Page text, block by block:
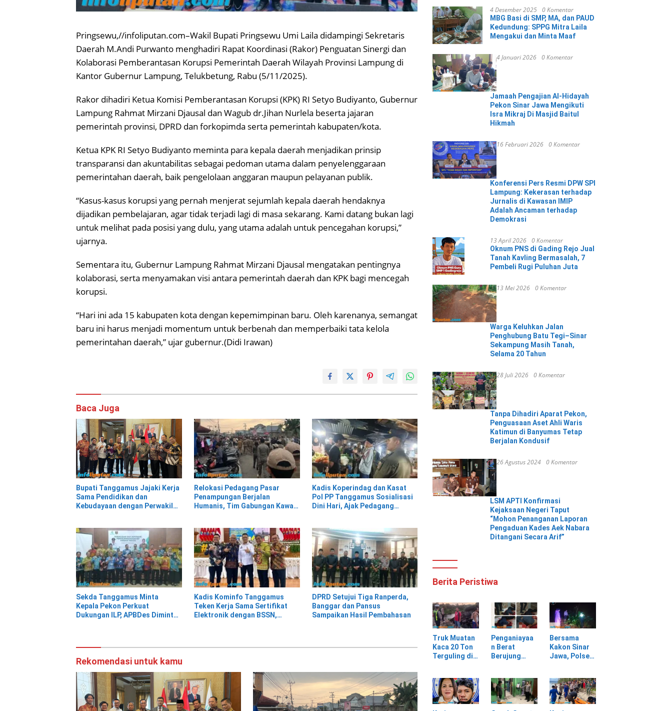
Pringsewu,//infoliputan.com–Wakil Bupati Pringsewu Umi Laila didampingi Sekretaris
Daerah M.Andi Purwanto menghadiri Rapat Koordinasi (Rakor) Penguatan Sinergi dan
Kolaborasi Pemberantasan Korupsi Pemerintah Daerah Wilayah Provinsi Lampung di
Kantor Gubernur Lampung, Telukbetung, Rabu (5/11/2025).
Rakor dihadiri Ketua Komisi Pemberantasan Korupsi (KPK) RI Setyo Budiyanto, Gubernur
Lampung Rahmat Mirzani Djausal dan Wagub dr.Jihan Nurlela beserta jajaran
pemerintah provinsi, DPRD dan forkopimda serta pemerintah kabupaten/kota.
Ketua KPK RI Setyo Budiyanto meminta para kepala daerah menjadikan prinsip
transparansi dan akuntabilitas sebagai pedoman utama dalam penyelenggaraan
pemerintahan daerah, baik pengelolaan anggaran maupun pelayanan publik.
“Kasus-kasus korupsi yang pernah menjerat sejumlah kepala daerah hendaknya
dijadikan pembelajaran, agar tidak terjadi lagi di masa sekarang. Kami datang bukan lagi
untuk melihat pada posisi yang dulu, yang utama adalah untuk pencegahan korupsi,”
ujarnya.
Sementara itu, Gubernur Lampung Rahmat Mirzani Djausal mengatakan pentingnya
kolaborasi, serta menyamakan visi antara pemerintah daerah dan KPK bagi mencegah
korupsi.
“Hari ini ada 15 kabupaten kota dengan kepemimpinan baru. Oleh karenanya, semangat
baru ini harus menjadi momentum untuk berbenah dan memperbaiki tata kelola
pemerintahan daerah,” ujar gubernur.(Didi Irawan)
Baca Juga
Bupati Tanggamus Jajaki Kerja
Sama Pendidikan dan
Kebudayaan dengan Perwakilan
Relokasi Pedagang Pasar
Penampungan Berjalan
Humanis, Tim Gabungan Kawal
Kadis Koperindag dan Kasat
Pol PP Tanggamus Sosialisasi
Dini Hari, Ajak Pedagang
Sekda Tanggamus Minta
Kepala Pekon Perkuat
Dukungan ILP, APBDes Diminta
Kadis Kominfo Tanggamus
Teken Kerja Sama Sertifikat
Elektronik dengan BSSN,
DPRD Setujui Tiga Ranperda,
Banggar dan Pansus
Sampaikan Hasil Pembahasan
Rekomendasi untuk kamu
4 Desember 2025 0 Komentar
MBG Basi di SMP, MA, dan PAUD
Kedundung: SPPG Mitra Laila
Mengakui dan Minta Maaf
4 Januari 2026 0 Komentar
Jamaah Pengajian Al-Hidayah
Pekon Sinar Jawa Mengikuti
Isra Mikraj Di Masjid Baitul
Hikmah
16 Februari 2026 0 Komentar
Konferensi Pers Resmi DPW SPI
Lampung: Kekerasan terhadap
Jurnalis di Kawasan IMIP
Adalah Ancaman terhadap
Demokrasi
13 April 2026 0 Komentar
Oknum PNS di Gading Rejo Jual
Tanah Kavling Bermasalah, 7
Pembeli Rugi Puluhan Juta
13 Mei 2026 0 Komentar
Warga Keluhkan Jalan
Penghubung Batu Tegi–Sinar
Sekampung Masih Tanah,
Selama 20 Tahun
28 Juli 2026 0 Komentar
Tanpa Dihadiri Aparat Pekon,
Penguasaan Aset Ahli Waris
Katimun di Banyumas Tetap
Berjalan Kondusif
26 Agustus 2024 0 Komentar
LSM APTI Konfirmasi
Kejaksaan Negeri Taput
“Mohon Penanganan Laporan
Pengaduan Kades Aek Nabara
Ditangani Secara Arif”
Berita Peristiwa
Truk Muatan
Kaca 20 Ton
Terguling di
Kali
Bambang,
Pesisir Barat
Penganiayaa
n Berat
Berujung
Lingga Tewas
di Rumah
Sendiri
Bersama
Kakon Sinar
Jawa, Polsek
Gerak Cepat
Evakuasi
Material